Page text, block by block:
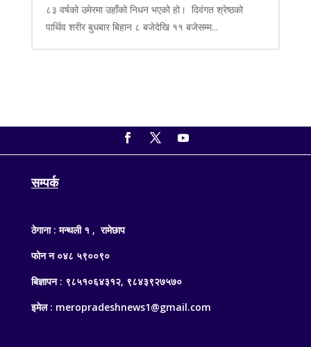
८३ वर्षको उमेरमा उहाँको निधन भएको हो। दिवंगत श्रेष्ठको
पार्थिव शरीर बुधबार बिहान ८ बजेदेखि ११ बजेसम्म...
सम्पर्क
ठेगाना : मन्थली १ , रामेछाप
फोन न ०४८ ५९००९०
बिज्ञापन : ९८५१०६४३१२, ९८४३९२७५७०
इमेल : meropradeshnews1@gmail.com